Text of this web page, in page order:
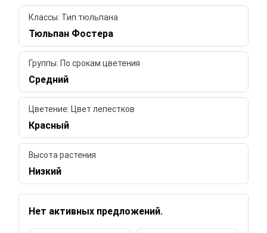
Классы: Тип тюльпана
Тюльпан Фостера
Группы: По срокам цветения
Средний
Цветение: Цвет лепестков
Красный
Высота растения
Низкий
Нет активных предложений.